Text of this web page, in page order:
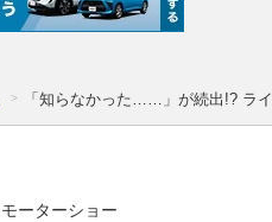
「知らなかった……」が続出!? ラ
モーターショー